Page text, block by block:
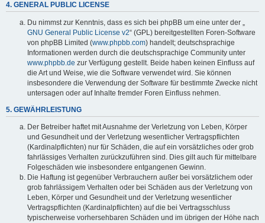
4. GENERAL PUBLIC LICENSE
Du nimmst zur Kenntnis, dass es sich bei phpBB um eine unter der „
GNU General Public License v2“ (GPL) bereitgestellten Foren-Software
von phpBB Limited (www.phpbb.com) handelt; deutschsprachige
Informationen werden durch die deutschsprachige Community unter
www.phpbb.de zur Verfügung gestellt. Beide haben keinen Einfluss auf
die Art und Weise, wie die Software verwendet wird. Sie können
insbesondere die Verwendung der Software für bestimmte Zwecke nicht
untersagen oder auf Inhalte fremder Foren Einfluss nehmen.
5. GEWÄHRLEISTUNG
Der Betreiber haftet mit Ausnahme der Verletzung von Leben, Körper
und Gesundheit und der Verletzung wesentlicher Vertragspflichten
(Kardinalpflichten) nur für Schäden, die auf ein vorsätzliches oder grob
fahrlässiges Verhalten zurückzuführen sind. Dies gilt auch für mittelbare
Folgeschäden wie insbesondere entgangenen Gewinn.
Die Haftung ist gegenüber Verbrauchern außer bei vorsätzlichem oder
grob fahrlässigem Verhalten oder bei Schäden aus der Verletzung von
Leben, Körper und Gesundheit und der Verletzung wesentlicher
Vertragspflichten (Kardinalpflichten) auf die bei Vertragsschluss
typischerweise vorhersehbaren Schäden und im übrigen der Höhe nach